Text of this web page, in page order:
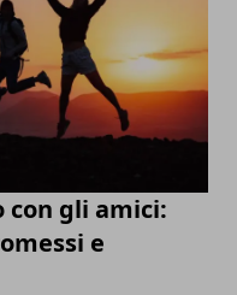
con gli amici:
e